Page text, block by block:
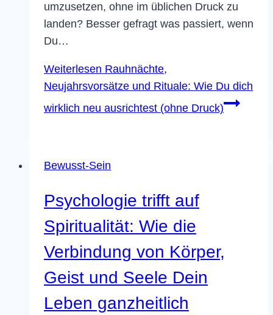
umzusetzen, ohne im üblichen Druck zu
landen? Besser gefragt was passiert, wenn
Du…
Weiterlesen Rauhnächte,
Neujahrsvorsätze und Rituale: Wie Du dich
wirklich neu ausrichtest (ohne Druck)
Bewusst-Sein
Psychologie trifft auf
Spiritualität: Wie die
Verbindung von Körper,
Geist und Seele Dein
Leben ganzheitlich